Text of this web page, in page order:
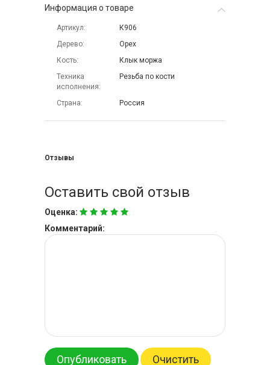
Информация о товаре
Артикул
К906
Дерево
Орех
Кость
Клык моржа
Техника
исполнения
Резьба по кости
Страна Россия
Отзывы
Оставить свой отзыв
Оценка:
Комментарий:
Опубликовать Очистить